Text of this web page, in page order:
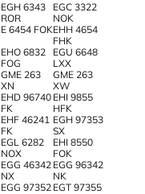
EGH 6343
ROR
EGС 3322
NOK
E 6454 FOKEHH 4654
FHK
EHO 6832
FOG
EGU 6648
LXX
GME 263
XN
GME 263
XW
EHD 96740
FK
EHI 9855
HFK
EHF 46241
FK
EGH 97353
SX
EGL 6282
NOX
EHI 8550
FOK
EGG 46342
NX
EGG 96342
NK
EGG 97352 EGT 97355